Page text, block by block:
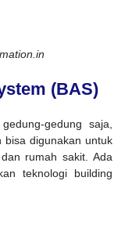
(BAS)
gedung saja,
bisa digunakan untuk
rumah sakit. Ada
teknologi building